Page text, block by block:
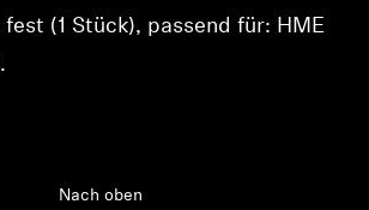
(1 Stück), passend für: HME
Nach oben
Artikel anzuzeigen.